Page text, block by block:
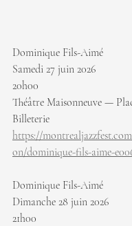
Dominique Fils-Aimé
Samedi 27 juin 2026
20h00
Théâtre Maisonneuve —
Billeterie
https://
on/dominique-fils-aime-
Dominique Fils-Aimé
Dimanche 28 juin 2026
21h00